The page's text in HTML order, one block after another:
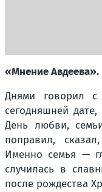
«Мнение Авдеева».
Днями говорил с
сегодняшней
День любви,
поправил,
Именно семья —
случилась в
после рождества